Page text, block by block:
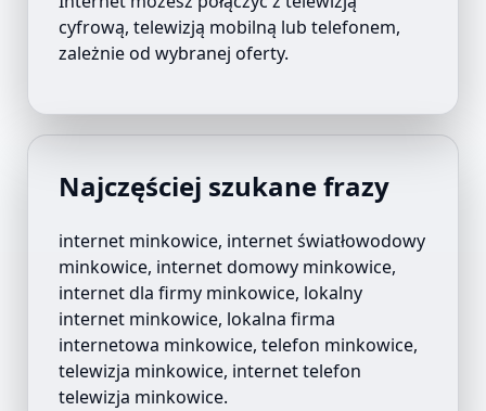
cyfrową, telewizją mobilną lub telefonem,
zależnie od wybranej oferty.
Najczęściej szukane frazy
internet minkowice, internet światłowodowy
minkowice, internet domowy minkowice,
internet dla firmy minkowice, lokalny
internet minkowice, lokalna firma
internetowa minkowice, telefon minkowice,
telewizja minkowice, internet telefon
telewizja minkowice.